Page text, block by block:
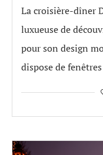
La croisière-dîner
luxueuse de
pour son design
dispose de